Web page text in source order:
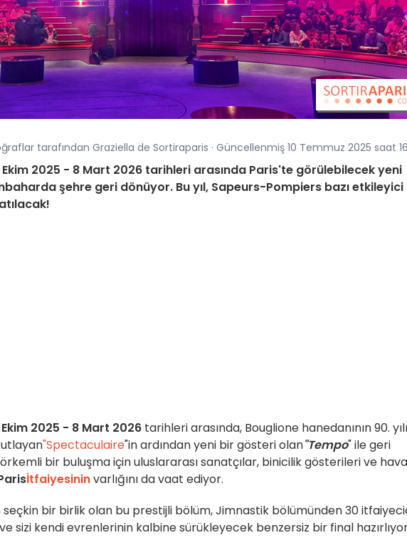
tarafından Graziella de Sortiraparis · Güncellenmiş 10 Temmuz 2025 saat
Ekim 2025 - 8 Mart 2026 tarihleri arasında Paris'te görülebilecek yeni
şehre geri dönüyor. Bu yıl, Sapeurs-Pompiers bazı etkileyici
Ekim 2025 - 8 Mart 2026 tarihleri arasında, Bouglione hanedanının 90.
"Spectaculaire"in ardından yeni bir gösteri olan"Tempo" ile geri
bir buluşma için uluslararası sanatçılar, binicilik gösterileri ve hava
İtfaiyesininvarlığını da vaat ediyor.
bir birlik olan bu prestijli bölüm, Jimnastik bölümünden 30
sizi kendi evrenlerinin kalbine sürükleyecek benzersiz bir final